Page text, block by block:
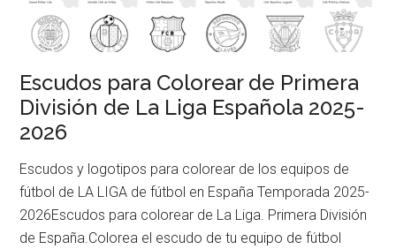
Escudos para Colorear de Primera
División de La Liga Española 2025-
2026
Escudos y logotipos para colorear de los equipos de
fútbol de LA LIGA de fútbol en España Temporada 2025-
2026Escudos para colorear de La Liga. Primera División
de España.Colorea el escudo de tu equipo de fútbol